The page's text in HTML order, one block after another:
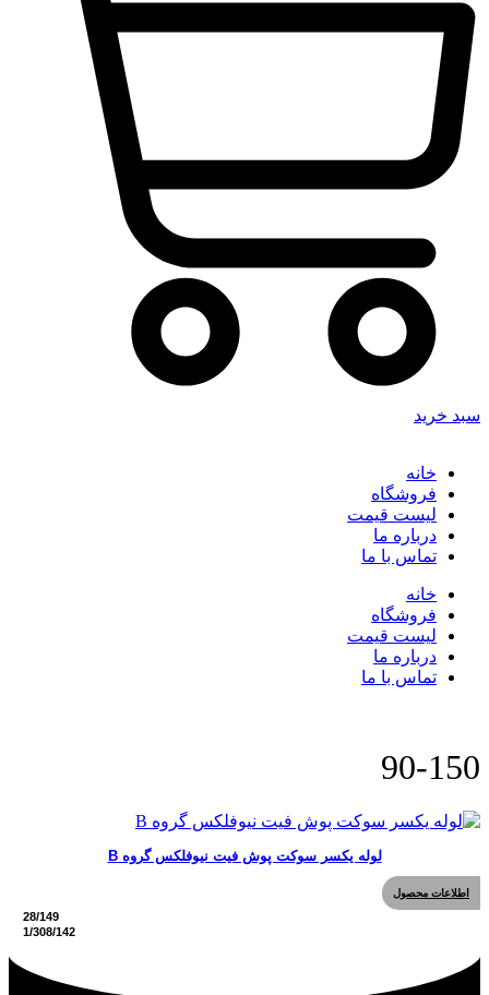
سبد خرید
خانه
فروشگاه
لیست قیمت
درباره ما
تماس با ما
خانه
فروشگاه
لیست قیمت
درباره ما
تماس با ما
90-150
لوله یکسر سوکت پوش فیت نیوفلکس گروه B
اطلاعات محصول